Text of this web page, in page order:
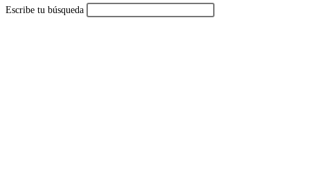
de
Escribe tu búsqueda